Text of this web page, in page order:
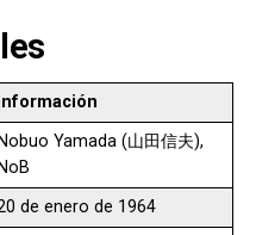
Yamada (山田信夫),
de enero de 1964